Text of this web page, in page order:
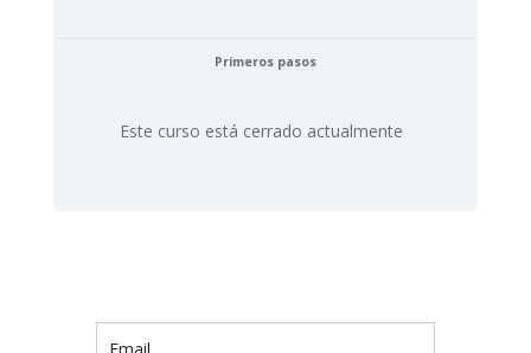
Primeros pasos
Este curso está cerrado actualmente
Email